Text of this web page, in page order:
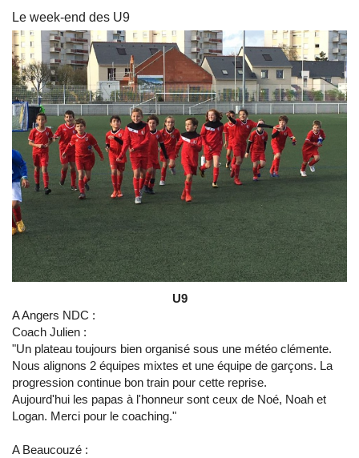
Le week-end des U9
U9
A Angers NDC :
Coach Julien :
"Un plateau toujours bien organisé sous une météo clémente.
Nous alignons 2 équipes mixtes et une équipe de garçons. La
progression continue bon train pour cette reprise.
Aujourd'hui les papas à l'honneur sont ceux de Noé, Noah et
Logan. Merci pour le coaching."
A Beaucouzé :